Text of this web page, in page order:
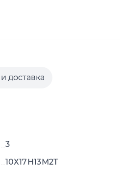
доставка
3
10Х17Н13М2Т